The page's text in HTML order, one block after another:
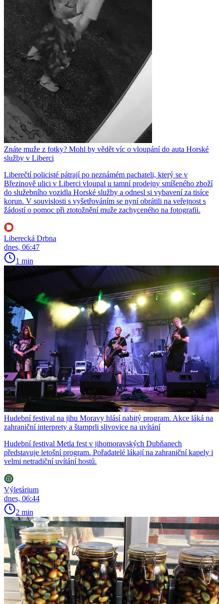
Znáte muže z fotky? Mohl by vědět víc o vloupání do auta Horské
služby v Liberci
Liberečtí policisté pátrají po neznámém pachateli, který se v
Březinově ulici v Liberci vloupal u tamní prodejny smíšeného zboží
do služebního vozidla Horské služby a odnesl si vybavení za tisíce
korun. V souvislosti s vyšetřováním se nyní obrátili na veřejnost s
žádostí o pomoc při ztotožnění muže zachyceného na fotografii.
Liberecká Drbna
dnes, 06:47
1 min
Hudební festival na jihu Moravy hlásí nabitý program. Akce láká na
zahraniční interprety a štamprli slivovice na uvítání
Hudební festival Metla fest v jihomoravských Dubňanech
představuje letošní program. Pořadatelé lákají na zahraniční kapely i
velmi netradiční uvítání hostů.
Výletárium
dnes, 06:44
2 min